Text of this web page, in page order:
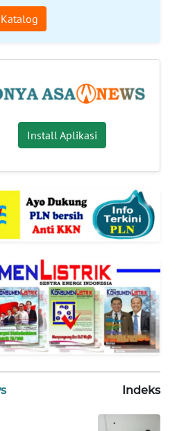
Install Aplikasi
Indeks